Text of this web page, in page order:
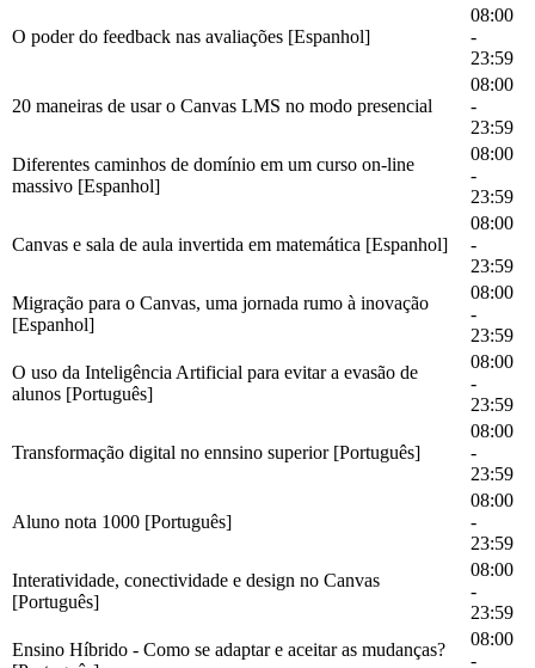
O poder do feedback nas avaliações [Espanhol]
08:00
-
23:59
20 maneiras de usar o Canvas LMS no modo presencial
08:00
-
23:59
Diferentes caminhos de domínio em um curso on-line
massivo [Espanhol]
08:00
-
23:59
Canvas e sala de aula invertida em matemática [Espanhol]
08:00
-
23:59
Migração para o Canvas, uma jornada rumo à inovação
[Espanhol]
08:00
-
23:59
O uso da Inteligência Artificial para evitar a evasão de
alunos [Português]
08:00
-
23:59
Transformação digital no ennsino superior [Português]
08:00
-
23:59
Aluno nota 1000 [Português]
08:00
-
23:59
Interatividade, conectividade e design no Canvas
[Português]
08:00
-
23:59
Ensino Híbrido - Como se adaptar e aceitar as mudanças?
08:00
-